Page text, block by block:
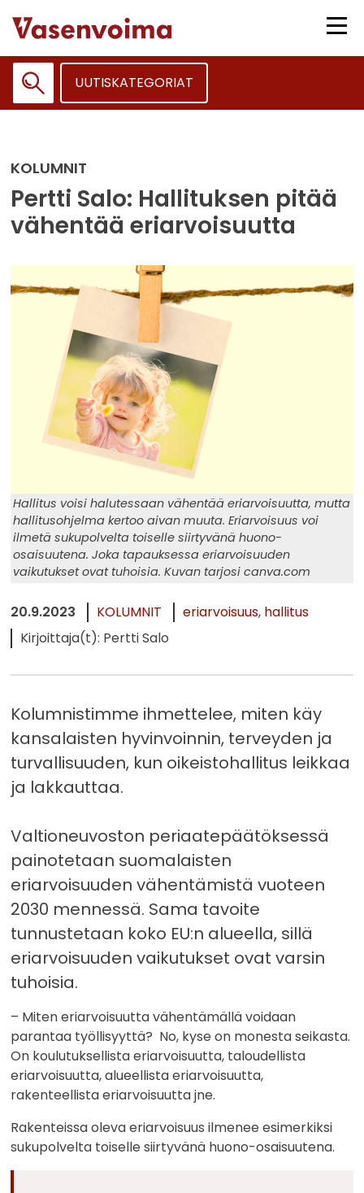
sisältöön
UUTISKATEGORIAT
KOLUMNIT
Pertti Salo: Hallituksen pitää
vähentää eriarvoisuutta
Hallitus voisi halutessaan vähentää eriarvoisuutta, mutta
hallitusohjelma kertoo aivan muuta. Eriarvoisuus voi
ilmetä sukupolvelta toiselle siirtyvänä huono-
osaisuutena. Joka tapauksessa eriarvoisuuden
vaikutukset ovat tuhoisia. Kuvan tarjosi canva.com
20.9.2023 KOLUMNIT eriarvoisuus hallitus
Kirjoittaja(t): Pertti Salo
Kolumnistimme ihmettelee, miten käy
kansalaisten hyvinvoinnin, terveyden ja
turvallisuuden, kun oikeistohallitus leikkaa
ja lakkauttaa.
Valtioneuvoston periaatepäätöksessä
painotetaan suomalaisten
eriarvoisuuden vähentämistä vuoteen
2030 mennessä. Sama tavoite
tunnustetaan koko EU:n alueella, sillä
eriarvoisuuden vaikutukset ovat varsin
tuhoisia.
– Miten eriarvoisuutta vähentämällä voidaan
parantaa työllisyyttä? No, kyse on monesta seikasta.
On koulutuksellista eriarvoisuutta, taloudellista
eriarvoisuutta, alueellista eriarvoisuutta,
rakenteellista eriarvoisuutta jne.
Rakenteissa oleva eriarvoisuus ilmenee esimerkiksi
sukupolvelta toiselle siirtyvänä huono-osaisuutena.